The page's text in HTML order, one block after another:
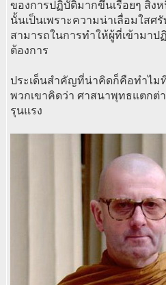
ของการปฏิบัติมากขึ้นเรื่อยๆ สิ่
นั้นเป็นเพราะความน่าเลื่อมใส
สามารถในการทำให้ผู้ที่เข้ามาป
ต้องการ
ประเด็นสำคัญที่น่าคิดก็คือทำไม
พวกเขาคิดว่า ศาสนาพุทธแตกต่
รุนแรง